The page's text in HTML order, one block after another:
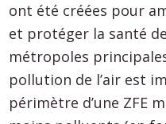
ont été créées pour
et protéger la santé
métropoles
pollution de l’air est
périmètre d’une ZFE